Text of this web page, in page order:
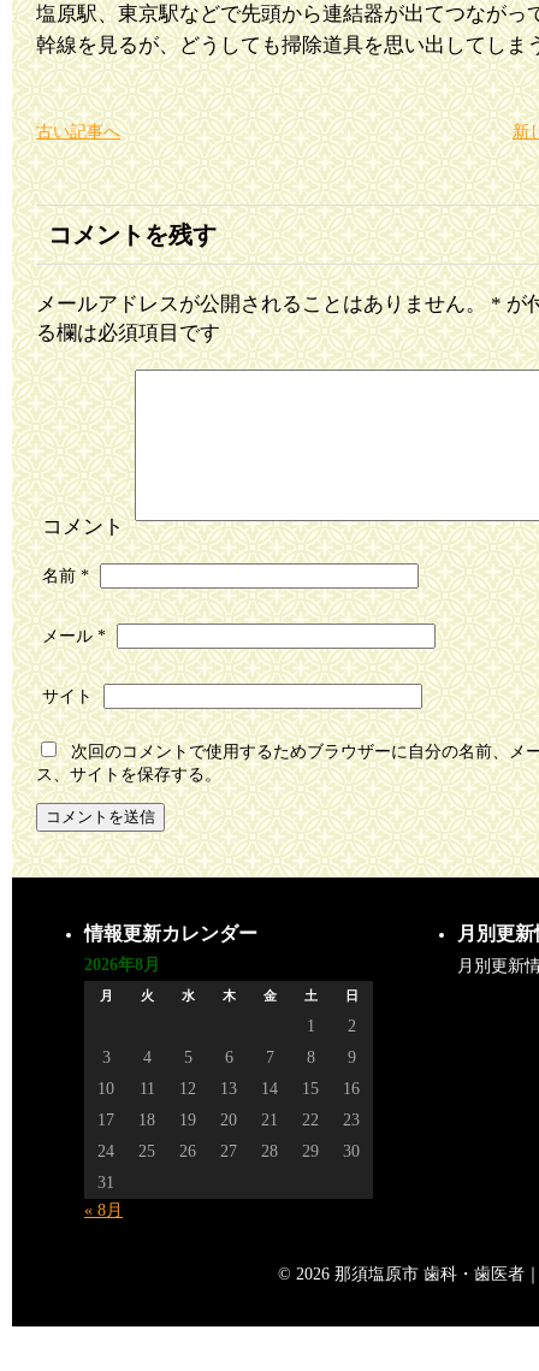
塩原駅、東京駅などで先頭から連結器が出てつながっ
幹線を見るが、どうしても掃除道具を思い出してしま
古い記事へ 新
コメントを残す
メールアドレスが公開されることはありません。 *が
る欄は必須項目です
コメント
名前*
メール*
サイト
次回のコメントで使用するためブラウザーに自分の名前、メ
ス、サイトを保存する。
情報更新カレンダー
2026年8月
月 火 水 木 金 土 日
1
2
3
4 5 6 7 8
9
10
11 12 13 14 15
16
17
18 19 20 21 22
23
24
25 26 27 28 29
30
31
« 8月
月別更
月別更新
© 2026 那須塩原市 歯科・歯医者